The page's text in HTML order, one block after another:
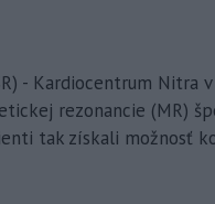
- Kardiocentrum
rezonancie (MR)
tak získali možnosť